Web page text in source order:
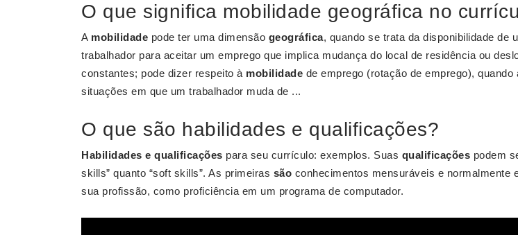
O que significa mobilidade geográfica no
A mobilidade pode ter uma dimensão geográfica, quando se trata da disponibilidade de
trabalhador para aceitar um emprego que implica mudança do local de residência ou
constantes; pode dizer respeito à mobilidade de emprego (rotação de emprego), quando
situações em que um trabalhador muda de ...
O que são habilidades e qualificações?
Habilidades e qualificações para seu currículo: exemplos. Suas qualificações podem
skills” quanto “soft skills”. As primeiras são conhecimentos mensuráveis e normalmente
sua profissão, como proficiência em um programa de computador.